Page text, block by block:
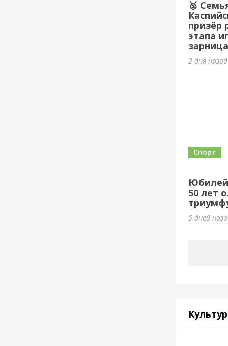
🥉
призёр
этапа
2 дня
50 лет
Спорт
5 дней